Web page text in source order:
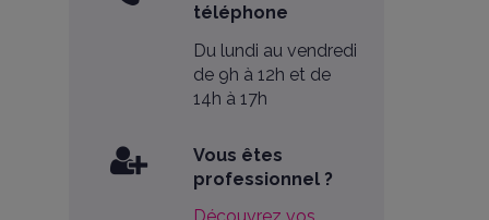
téléphone
Du lundi au vendredi
de 9h à 12h et de
14h à 17h
Vous êtes
professionnel ?